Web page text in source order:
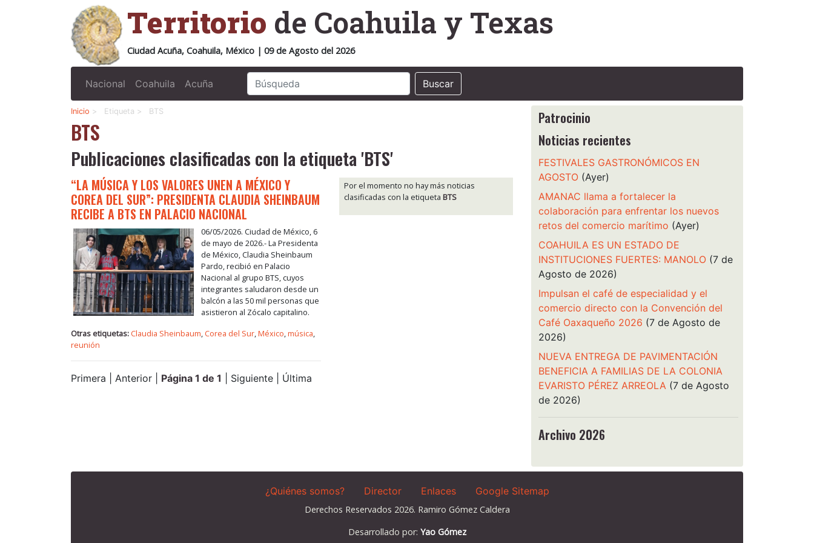
Territorio de Coahuila y Texas
Ciudad Acuña, Coahuila, México | 09 de Agosto del 2026
Nacional Coahuila Acuña Buscar
Inicio > Etiqueta > BTS
BTS
Publicaciones clasificadas con la etiqueta 'BTS'
“LA MÚSICA Y LOS VALORES UNEN A MÉXICO Y
COREA DEL SUR”: PRESIDENTA CLAUDIA SHEINBAUM
RECIBE A BTS EN PALACIO NACIONAL
06/05/2026. Ciudad de México, 6
de mayo de 2026.- La Presidenta
de México, Claudia Sheinbaum
Pardo, recibió en Palacio
Nacional al grupo BTS, cuyos
integrantes saludaron desde un
balcón a las 50 mil personas que
asistieron al Zócalo capitalino.
Otras etiquetas: Claudia Sheinbaum, Corea del Sur,México,música,
reunión
Por el momento no hay más noticias
clasificadas con la etiquetaBTS
Primera | Anterior | Página 1 de 1 | Siguiente | Última
Patrocinio
Noticias recientes
FESTIVALES GASTRONÓMICOS EN
AGOSTO (Ayer)
AMANAC llama a fortalecer la
colaboración para enfrentar los nuevos
retos del comercio marítimo (Ayer)
COAHUILA ES UN ESTADO DE
INSTITUCIONES FUERTES: MANOLO (7 de
Agosto de 2026)
Impulsan el café de especialidad y el
comercio directo con la Convención del
Café Oaxaqueño 2026 (7 de Agosto de
2026)
NUEVA ENTREGA DE PAVIMENTACIÓN
BENEFICIA A FAMILIAS DE LA COLONIA
EVARISTO PÉREZ ARREOLA (7 de Agosto
de 2026)
Archivo 2026
¿Quiénes somos? Director Enlaces Google Sitemap
Derechos Reservados 2026. Ramiro Gómez Caldera
Desarrollado por: Yao Gómez